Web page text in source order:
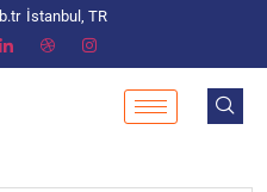
İstanbul, TR